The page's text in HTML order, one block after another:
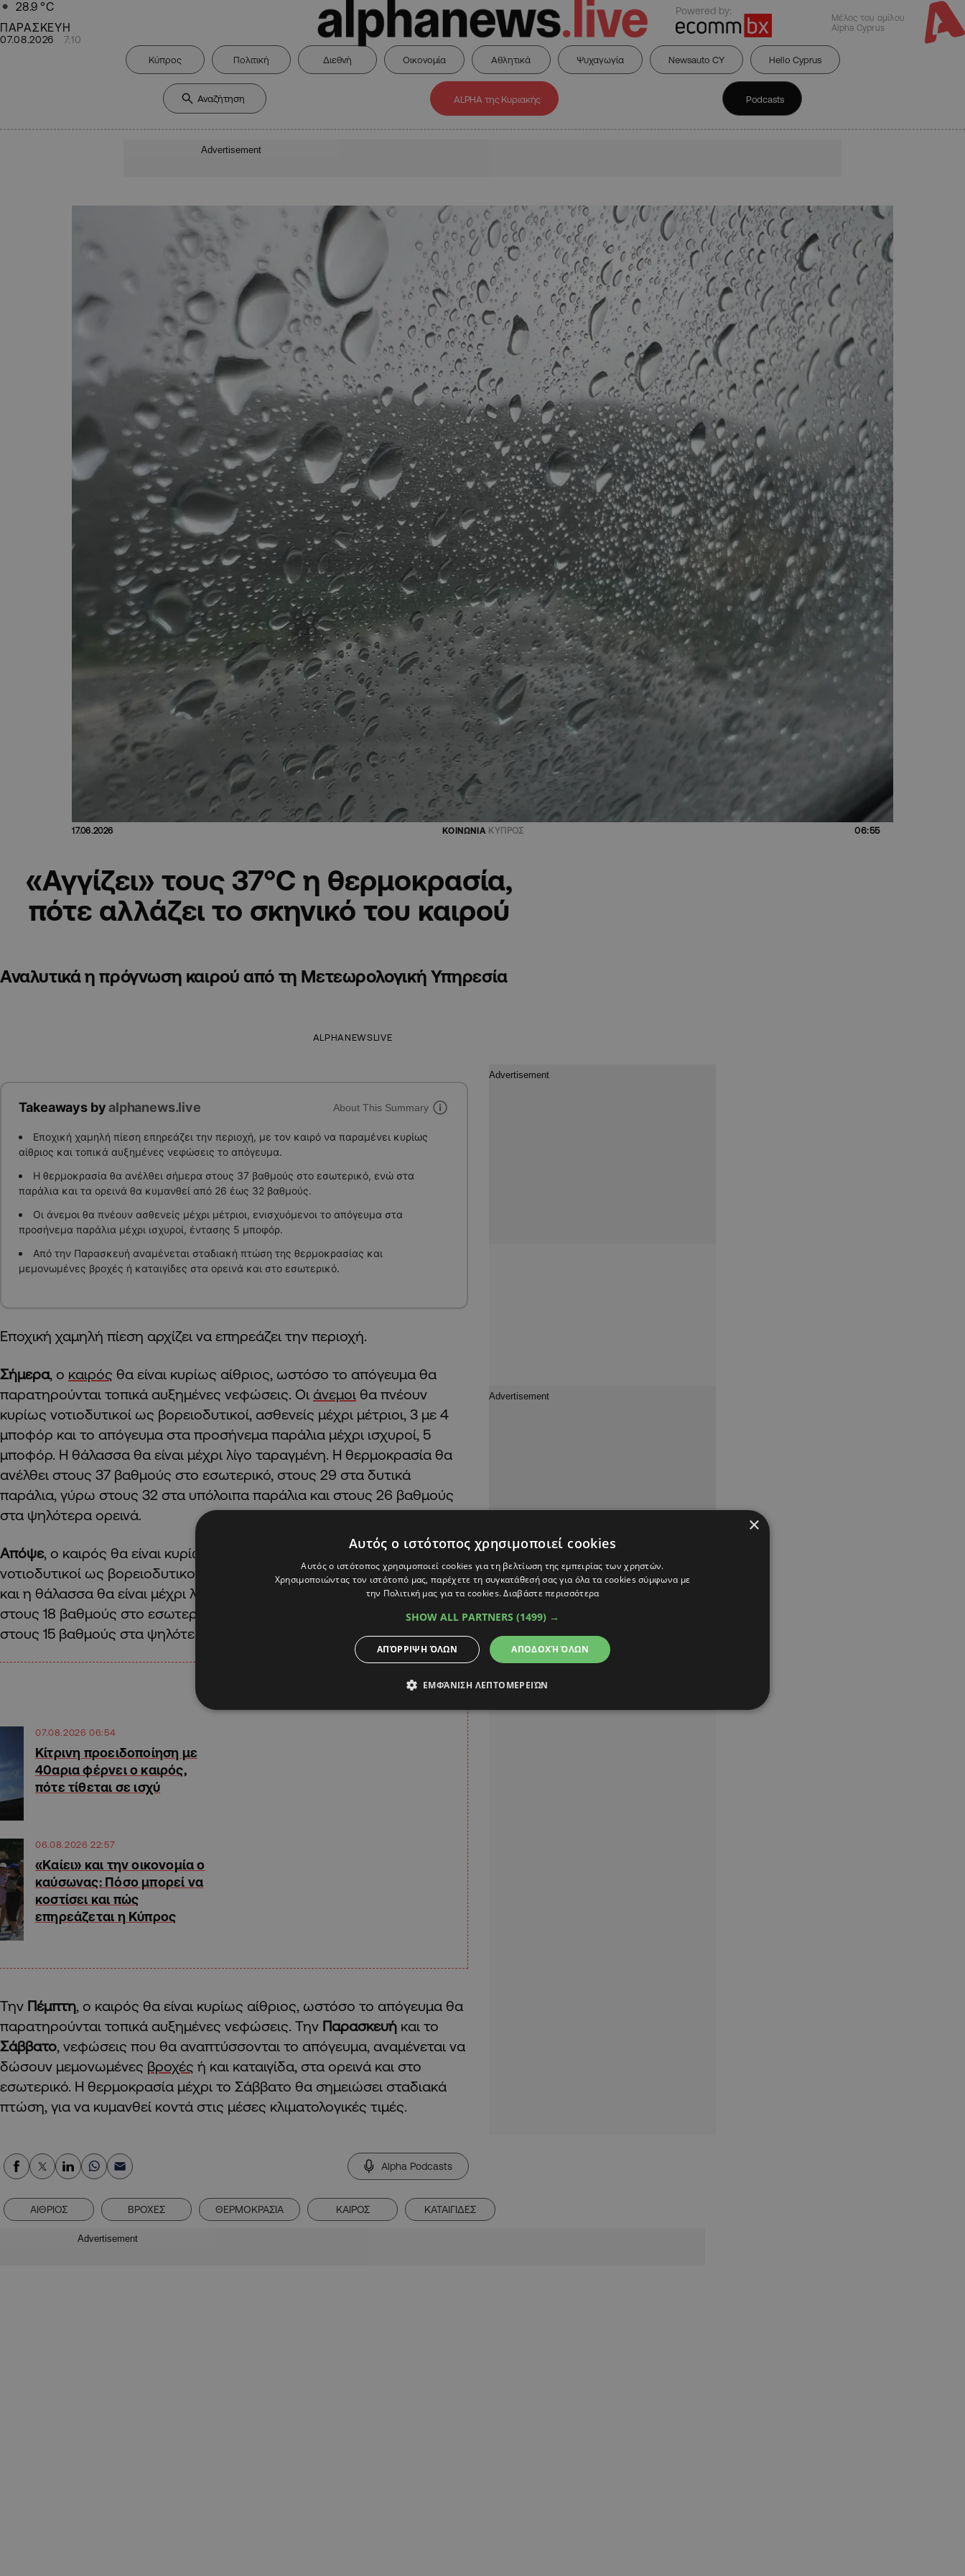
28.9 °C
ΠΑΡΑΣΚΕΥΗ
07.08.2026 7:10
Powered by:
Μέλος του ομίλου
Alpha Cyprus
Κύπρος Πολιτική Διεθνή Οικονομία Αθλητικά Ψυχαγωγία Newsauto CY Hello Cyprus
ALPHA της Κυριακής Podcasts
Advertisement
17.06.2026 ΚΟΙΝΩΝΙΑ ΚΥΠΡΟΣ 06:55
«Αγγίζει» τους 37°C η θερμοκρασία,
πότε αλλάζει το σκηνικό του καιρού
Αναλυτικά η πρόγνωση καιρού από τη Μετεωρολογική Υπηρεσία
ALPHANEWSLIVE
Takeaways byalphanews.live About This Summary
Εποχική χαμηλή πίεση επηρεάζει την περιοχή, με τον καιρό να παραμένει κυρίως
αίθριος και τοπικά αυξημένες νεφώσεις το απόγευμα.
Η θερμοκρασία θα ανέλθει σήμερα στους 37 βαθμούς στο εσωτερικό, ενώ στα
παράλια και τα ορεινά θα κυμανθεί από 26 έως 32 βαθμούς.
Οι άνεμοι θα πνέουν ασθενείς μέχρι μέτριοι, ενισχυόμενοι το απόγευμα στα
προσήνεμα παράλια μέχρι ισχυροί, έντασης 5 μποφόρ.
Από την Παρασκευή αναμένεται σταδιακή πτώση της θερμοκρασίας και
μεμονωμένες βροχές ή καταιγίδες στα ορεινά και στο εσωτερικό.
Εποχική χαμηλή πίεση αρχίζει να επηρεάζει την περιοχή.
Σήμερα, ο καιρός θα είναι κυρίως αίθριος, ωστόσο το απόγευμα θα
παρατηρούνται τοπικά αυξημένες νεφώσεις. Οι άνεμοι θα πνέουν
κυρίως νοτιοδυτικοί ως βορειοδυτικοί, ασθενείς μέχρι μέτριοι, 3 με 4
μποφόρ και το απόγευμα στα προσήνεμα παράλια μέχρι ισχυροί, 5
μποφόρ. Η θάλασσα θα είναι μέχρι λίγο ταραγμένη. Η θερμοκρασία θα
ανέλθει στους 37 βαθμούς στο εσωτερικό, στους 29 στα δυτικά
παράλια, γύρω στους 32 στα υπόλοιπα παράλια και στους 26 βαθμούς
στα ψηλότερα ορεινά.
Απόψε, ο καιρός θα είναι κυρίως
. Οι άνεμοι θα πνέουν κυρίως
νοτιοδυτικοί ως βορειοδυτικοί, ασθενείς μέχρι μέτριοι, 3 με 4 μποφόρ
και η θάλασσα θα είναι μέχρι λίγο ταραγμένη. Η θερμοκρασία θα πέσει
στους 18 βαθμούς στο εσωτερικό, γύρω στους 20 στα παράλια και
στους 15 βαθμούς στα ψηλότερα ορεινά.
07.08.2026 06:54
Κίτρινη προειδοποίηση με
40αρια φέρνει ο καιρός,
πότε τίθεται σε ισχύ
06.08.2026 22:57
«Καίει» και την οικονομία ο
καύσωνας: Πόσο μπορεί να
κοστίσει και πώς
επηρεάζεται η Κύπρος
Την Πέμπτη, ο καιρός θα είναι κυρίως αίθριος, ωστόσο το απόγευμα θα
παρατηρούνται τοπικά αυξημένες νεφώσεις. Την Παρασκευή και το
Σάββατο, νεφώσεις που θα αναπτύσσονται το απόγευμα, αναμένεται να
δώσουν μεμονωμένες βροχές ή και καταιγίδα, στα ορεινά και στο
εσωτερικό. Η θερμοκρασία μέχρι το Σάββατο θα σημειώσει σταδιακά
πτώση, για να κυμανθεί κοντά στις μέσες κλιματολογικές τιμές.
Alpha Podcasts
ΑΙΘΡΙΟΣ ΒΡΟΧΕΣ ΘΕΡΜΟΚΡΑΣΙΑ ΚΑΙΡΟΣ ΚΑΤΑΙΓΙΔΕΣ
Advertisement
×
Αυτός ο ιστότοπος χρησιμοποιεί cookies
Αυτός ο ιστότοπος χρησιμοποιεί cookies για τη βελτίωση της εμπειρίας των χρηστών.
Χρησιμοποιώντας τον ιστότοπό μας, παρέχετε τη συγκατάθεσή σας για όλα τα cookies σύμφωνα με
την Πολιτική μας για τα cookies.Διαβάστε περισσότερα
SHOW ALL PARTNERS (1499) →
ΑΠΟΔΟΧΉ ΌΛΩΝ
ΑΠΌΡΡΙΨΗ ΌΛΩΝ
ΕΜΦΆΝΙΣΗ ΛΕΠΤΟΜΕΡΕΙΏΝ